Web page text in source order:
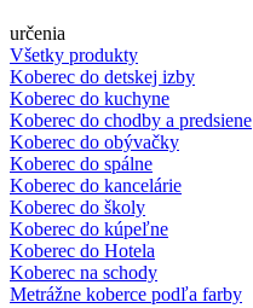
určenia
Všetky produkty
Koberec do detskej izby
Koberec do kuchyne
Koberec do chodby a predsiene
Koberec do obývačky
Koberec do spálne
Koberec do kancelárie
Koberec do školy
Koberec do kúpeľne
Koberec do Hotela
Koberec na schody
Metrážne koberce podľa farby